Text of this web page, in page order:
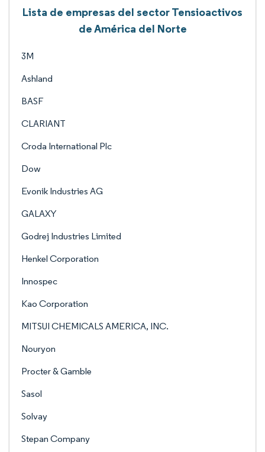
Lista de empresas del sector Tensioactivos
de América del Norte
3M
Ashland
BASF
CLARIANT
Croda International Plc
Dow
Evonik Industries AG
GALAXY
Godrej Industries Limited
Henkel Corporation
Innospec
Kao Corporation
MITSUI CHEMICALS AMERICA, INC.
Nouryon
Procter & Gamble
Sasol
Solvay
Stepan Company